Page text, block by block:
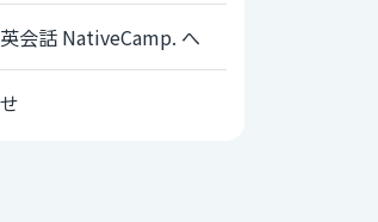
会話 NativeCamp. へ